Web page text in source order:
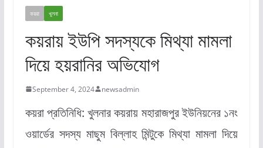
কয়রা খুলনা
কয়রায় ইউপি সদস্যকে মিথ্যা মামলা
দিয়ে হয়রানির অভিযোগ
September 4, 2024 newsadmin
কয়রা প্রতিনিধি: খুলনার কয়রায় মহারাজপুর ইউনিয়নের ১নং
ওয়ার্ডের সদস্য মাছুম বিল্লাহ মিন্টুকে মিথ্যা মামলা দিয়ে